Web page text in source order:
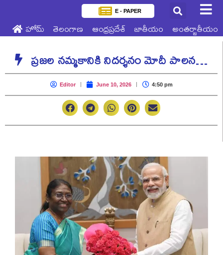
E - PAPER
హోమ్ తెలంగాణ ఆంధ్రప్రదేశ్ జాతీయం అంతర్జాతీయం
ప్రజల నమ్మకానికి నిదర్శనం మోదీ పాలన…
Editor June 10, 2026 4:50 pm